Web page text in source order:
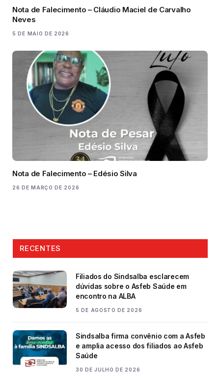
Nota de Falecimento – Cláudio Maciel de Carvalho
Neves
5 DE MAIO DE 2026
Nota de Falecimento – Edésio Silva
26 DE MARÇO DE 2026
RECENTES
Filiados do Sindsalba esclarecem
dúvidas sobre o Asfeb Saúde em
encontro na ALBA
5 DE AGOSTO DE 2026
Sindsalba firma convênio com a Asfeb
e amplia acesso dos filiados ao Asfeb
Saúde
30 DE JULHO DE 2026